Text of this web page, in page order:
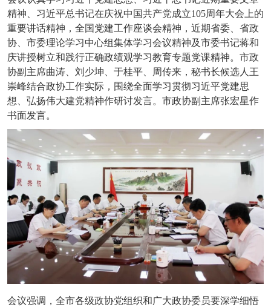
精神、习近平总书记在庆祝中国共产党成立105周年大会上的
重要讲话精神，全国党建工作座谈会精神，近期省委、省政
协、市委理论学习中心组集体学习会议精神及市委书记蒋和
庆讲授树立和践行正确政绩观学习教育专题党课精神。市政
协副主席曲涛、刘少坤、于桂平、周传来，秘书长候选人王
崇峰结合政协工作实际，围绕全面学习贯彻习近平党建思
想、弘扬伟大建党精神作研讨发言。市政协副主席张宏星作
书面发言。
会议强调，全市各级政协党组织和广大政协委员要深学细悟